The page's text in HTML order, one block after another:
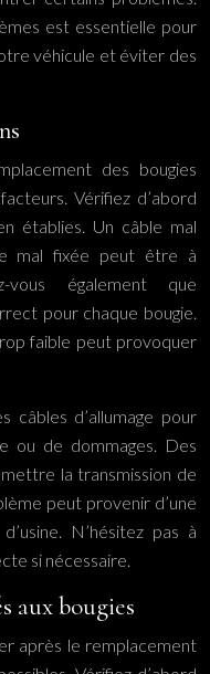
est essentielle pour
véhicule et éviter des
des bougies
Vérifiez d’abord
établies. Un câble mal
mal fixée peut être à
vous également que
pour chaque bougie.
faible peut provoquer
câbles d’allumage pour
ou de dommages. Des
la transmission de
peut provenir d’une
N’hésitez pas à
si nécessaire.
aux bougies
après le remplacement